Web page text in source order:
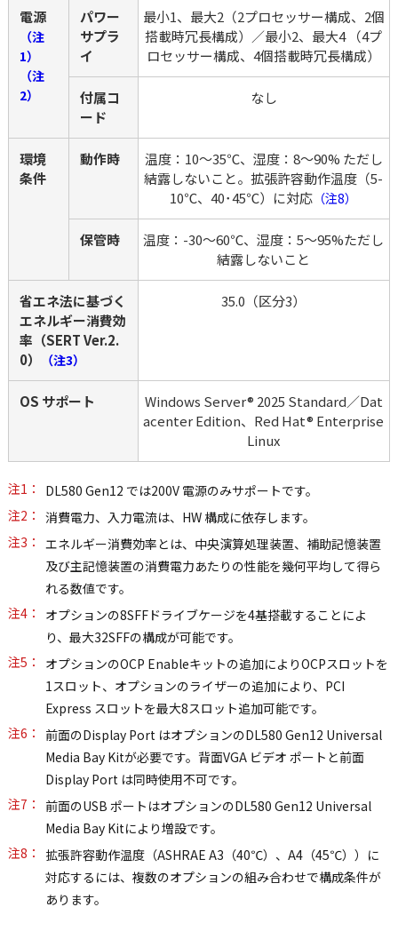
電源
（注
1）
（注
2）
パワー
サプラ
イ
最小1、最大2（2プロセッサー構成、2個
搭載時冗長構成）／最小2、最大4 （4プ
ロセッサー構成、4個搭載時冗長構成）
付属コ
ード
なし
環境
条件
動作時
温度：10～35℃、湿度：8～90% ただし
結露しないこと。拡張許容動作温度（5-
10℃、40･45℃）に対応 （注8）
保管時
温度：-30～60℃、湿度：5～95%ただし
結露しないこと
省エネ法に基づく
エネルギー消費効
率（SERT Ver.2.
0）
（注3）
35.0（区分3）
OS サポート
Windows Server® 2025 Standard／Dat
acenter Edition、Red Hat® Enterprise
Linux
注1：
DL580 Gen12 では200V 電源のみサポートです。
注2： 消費電力、入力電流は、HW 構成に依存します。
注3： エネルギー消費効率とは、中央演算処理装置、補助記憶装置
及び主記憶装置の消費電力あたりの性能を幾何平均して得ら
れる数値です。
注4：
オプションの8SFFドライブケージを4基搭載することによ
り、最大32SFFの構成が可能です。
注5：
オプションのOCP Enableキットの追加によりOCPスロットを
1スロット、オプションのライザーの追加により、PCI
Express スロットを最大8スロット追加可能です。
注6：
前面のDisplay Port はオプションのDL580 Gen12 Universal
Media Bay Kitが必要です。背面VGA ビデオ ポートと前面
Display Port は同時使用不可です。
注7：
前面のUSB ポートはオプションのDL580 Gen12 Universal
Media Bay Kitにより増設です。
注8：
拡張許容動作温度（ASHRAE A3（40℃）、A4（45℃））に
対応するには、複数のオプションの組み合わせで構成条件が
あります。